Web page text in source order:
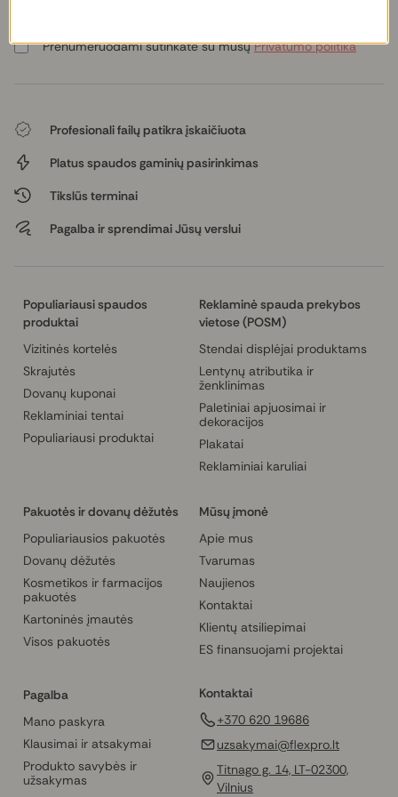
Prenumeruodami sutinkate su mūsųPrivatumo politika
Profesionali failų patikra įskaičiuota
Platus spaudos gaminių pasirinkimas
Tikslūs terminai
Pagalba ir sprendimai Jūsų verslui
Populiariausi spaudos
produktai
Vizitinės kortelės
Skrajutės
Dovanų kuponai
Reklaminiai tentai
Populiariausi produktai
Reklaminė spauda prekybos
vietose (POSM)
Stendai displėjai produktams
Lentynų atributika ir
ženklinimas
Paletiniai apjuosimai ir
dekoracijos
Plakatai
Reklaminiai karuliai
Pakuotės ir dovanų dėžutės
Populiariausios pakuotės
Dovanų dėžutės
Kosmetikos ir farmacijos
pakuotės
Kartoninės įmautės
Visos pakuotės
Mūsų įmonė
Apie mus
Tvarumas
Naujienos
Kontaktai
Klientų atsiliepimai
ES finansuojami projektai
Pagalba
Mano paskyra
Klausimai ir atsakymai
Produkto savybės ir
užsakymas
Kontaktai
+370 620 19686
uzsakymai@flexpro.lt
Titnago g. 14, LT-02300,
Vilnius